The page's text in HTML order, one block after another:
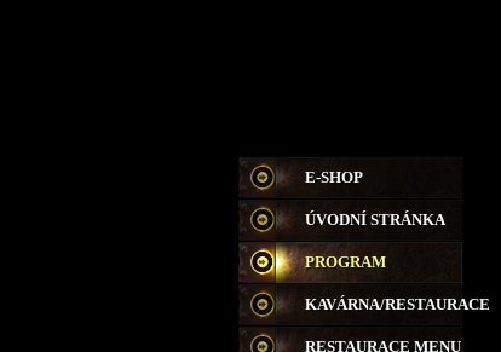
E-SHOP
ÚVODNÍ STRÁNKA
PROGRAM
KAVÁRNA/RESTAURACE
RESTAURACE MENU